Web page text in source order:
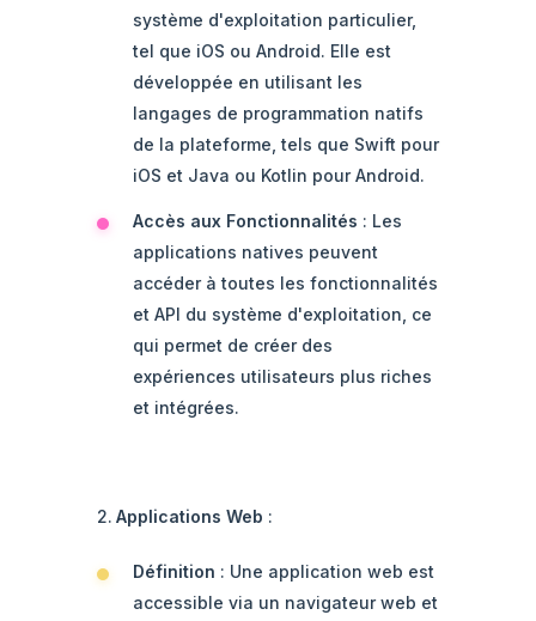
système d'exploitation particulier,
tel que iOS ou Android. Elle est
développée en utilisant les
langages de programmation natifs
de la plateforme, tels que Swift pour
iOS et Java ou Kotlin pour Android.
Accès aux Fonctionnalités : Les
applications natives peuvent
accéder à toutes les fonctionnalités
et API du système d'exploitation, ce
qui permet de créer des
expériences utilisateurs plus riches
et intégrées.
Applications Web :
Définition : Une application web est
accessible via un navigateur web et